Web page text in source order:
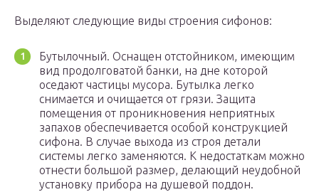
Выделяют следующие виды строения сифонов:
Бутылочный. Оснащен отстойником, имеющим
вид продолговатой банки, на дне которой
оседают частицы мусора. Бутылка легко
снимается и очищается от грязи. Защита
помещения от проникновения неприятных
запахов обеспечивается особой конструкцией
сифона. В случае выхода из строя детали
системы легко заменяются. К недостаткам можно
отнести большой размер, делающий неудобной
установку прибора на душевой поддон.